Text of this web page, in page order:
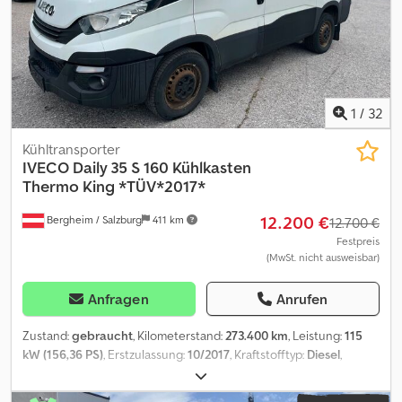
Doppelbereift Leergewicht: 3.640 kg Zuladung: 3.560 kg zGG:
7.200 kg Ladebordwand: Zepro, Heckklappe, 1000 kg Marke des
Aufbaus: Carroer Technischer Zustand: gut Optischer Zustand:
gut Cjdezlid Tjpfx Agmeha
1 / 32
Bergheim / Salzburg 411 km
Kühltransporter
IVECO Daily 35 S 160 Kühlkasten
Thermo King *TÜV*2017*
12.200 €12.700 €
Festpreis
(MwSt. nicht ausweisbar)
Anfragen Anrufen
Zustand:gebraucht, Kilometerstand: 273.400 km, Leistung:115
kW (156,36 PS) , Erstzulassung:10/2017 , Kraftstofftyp: Diesel
, Farbe:Weiß
Emissionsklasse:Euro6, Anzahl der Sitzplätze:3, Baujahr:2017,